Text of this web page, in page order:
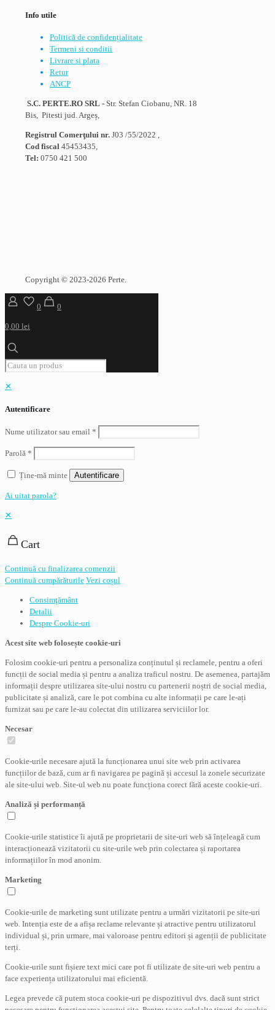
Info utile
Politică de confidențialitate
Termeni si conditii
Livrare si plata
Retur
ANCP
S.C. PERTE.RO SRL - Str. Stefan Ciobanu, NR. 18
Bis, Pitesti jud. Argeș,
Registrul Comerţului nr. J03 /55/2022 ,
Cod fiscal 45453435,
Tel: 0750 421 500
Copyright © 2023-2026 Perte.
0 0
0,00 lei
✕
Autentificare
Nume utilizator sau email *
Parolă *
Ține-mă minte Autentificare
Ai uitat parola?
✕
Cart
Continuă cu finalizarea comenzii
Continuă cumpărăturile Vezi coșul
Consimţământ
Detalii
Despre Cookie-uri
Acest site web folosește cookie-uri
Folosim cookie-uri pentru a personaliza conținutul și reclamele, pentru a oferi
funcții de social media și pentru a analiza traficul nostru. De asemenea, partajăm
informații despre utilizarea site-ului nostru cu partenerii noștri de social media,
publicitate și analiză, care le pot combina cu alte informații pe care le-ați
furnizat sau pe care le-au colectat din utilizarea serviciilor lor.
Necesar
Cookie-urile necesare ajută la funcționarea unui site web prin activarea
funcțiilor de bază, cum ar fi navigarea pe pagină și accesul la zonele securizate
ale site-ului web. Site-ul web nu poate funcționa corect fără aceste cookie-uri.
Analiză și performanță
Cookie-urile statistice îi ajută pe proprietarii de site-uri web să înțeleagă cum
interacționează vizitatorii cu site-urile web prin colectarea și raportarea
informațiilor în mod anonim.
Marketing
Cookie-urile de marketing sunt utilizate pentru a urmări vizitatorii pe site-uri
web. Intenția este de a afișa reclame relevante și atractive pentru utilizatorul
individual și, prin urmare, mai valoroase pentru editori și agenții de publicitate
terți.
Cookie-urile sunt fișiere text mici care pot fi utilizate de site-uri web pentru a
face experiența utilizatorului mai eficientă.
Legea prevede că putem stoca cookie-uri pe dispozitivul dvs. dacă sunt strict